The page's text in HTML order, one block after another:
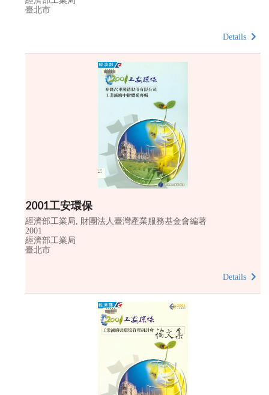
臺北市
Details
2001工安環保
經濟部工業局, 財團法人臺灣產業服務基金會編著
2001
經濟部工業局
臺北市
Details